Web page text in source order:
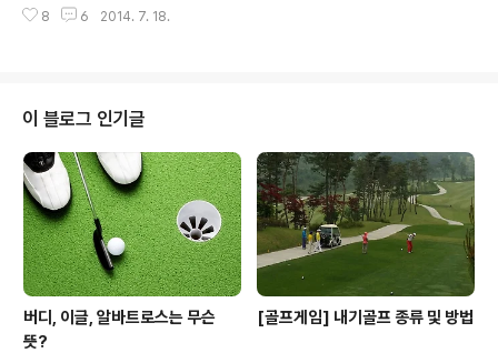
심 시간을 이용해서 많은 ASML직원분들께서 행사에 참여
중들과 함께할 수 있게 되고 또한 많은 성장을 이루어 냈는
업 스크린골프가 사회, 문화적으로 어떤 효과를 보여주고
있을까요? 귀족 스포츠라고 생각되던 골프가 가진 사회적,
문화적으로 대중에가 친숙하게 다가가고 사회적 위상과 희
소성을 낮추는 역할을 했다고 생각되는데요- 게다가 연령
이나 소득수준에 상관없이 골프를 즐기는 사람이 늘어나면
서 골프인구 확산에도 큰 영향을 끼쳤다는 ..
8 6 2014. 7. 18.
이 블로그 인기글
버디, 이글, 알바트로스는 무슨
뜻?
[골프게임] 내기골프 종류 및 방법